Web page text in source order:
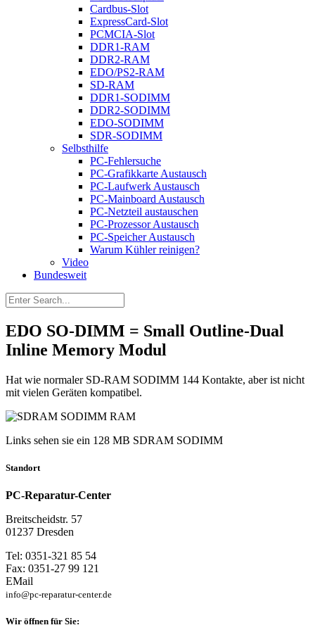
Cardbus-Slot
ExpressCard-Slot
PCMCIA-Slot
DDR1-RAM
DDR2-RAM
EDO/PS2-RAM
SD-RAM
DDR1-SODIMM
DDR2-SODIMM
EDO-SODIMM
SDR-SODIMM
Selbsthilfe
PC-Fehlersuche
PC-Grafikkarte Austausch
PC-Laufwerk Austausch
PC-Mainboard Austausch
PC-Netzteil austauschen
PC-Prozessor Austausch
PC-Speicher Austausch
Warum Kühler reinigen?
Video
Bundesweit
EDO SO-DIMM = Small Outline-Dual
Inline Memory Modul
Hat wie normaler SD-RAM SODIMM 144 Kontakte, aber ist nicht
mit vielen Geräten kompatibel.
Links sehen sie ein 128 MB SDRAM SODIMM
Standort
PC-Reparatur-Center
Breitscheidstr. 57
01237 Dresden
Tel: 0351-321 85 54
Fax: 0351-27 99 121
EMail
info@pc-reparatur-center.de
Wir öffnen für Sie: